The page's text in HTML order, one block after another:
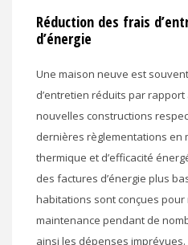
Réduction des frais
d’énergie
Une maison neuve est
d’entretien réduits par
nouvelles constructions
dernières règlementations en
thermique et d’efficacité
des factures d’énergie plus
habitations sont conçues
maintenance pendant de
ainsi les dépenses imprévues.